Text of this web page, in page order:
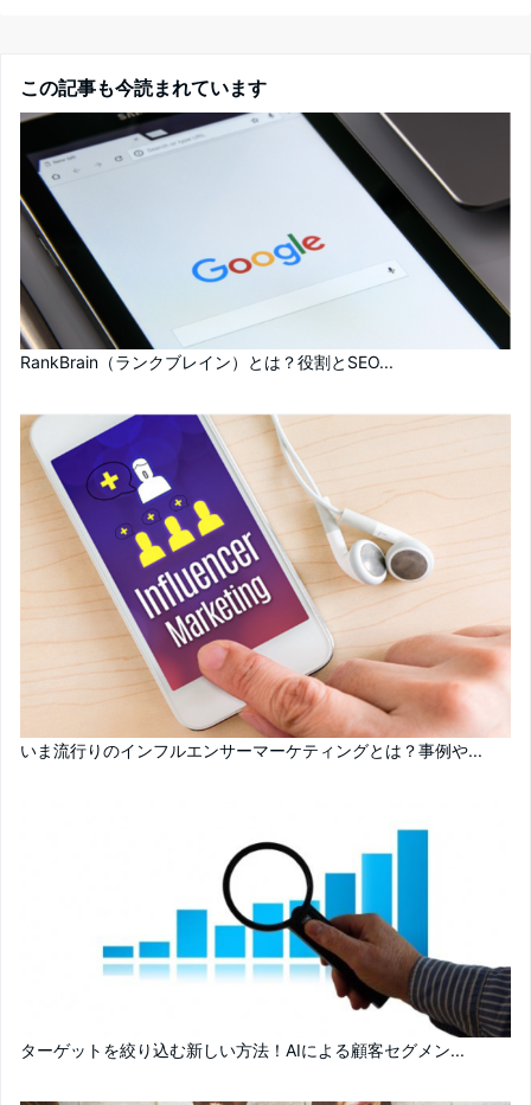
この記事も今読まれています
RankBrain（ランクブレイン）とは？役割とSEO...
いま流行りのインフルエンサーマーケティングとは？事例や...
ターゲットを絞り込む新しい方法！AIによる顧客セグメン...